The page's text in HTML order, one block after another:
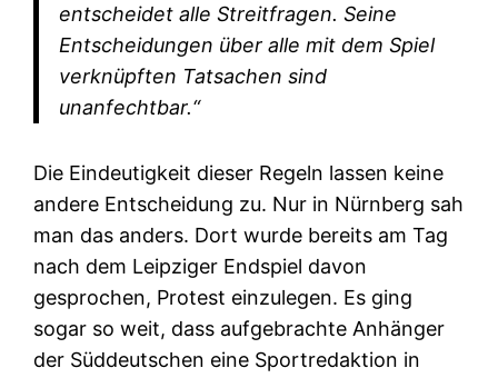
entscheidet alle Streitfragen. Seine
Entscheidungen über alle mit dem Spiel
verknüpften Tatsachen sind
unanfechtbar.“
Die Eindeutigkeit dieser Regeln lassen keine
andere Entscheidung zu. Nur in Nürnberg sah
man das anders. Dort wurde bereits am Tag
nach dem Leipziger Endspiel davon
gesprochen, Protest einzulegen. Es ging
sogar so weit, dass aufgebrachte Anhänger
der Süddeutschen eine Sportredaktion in